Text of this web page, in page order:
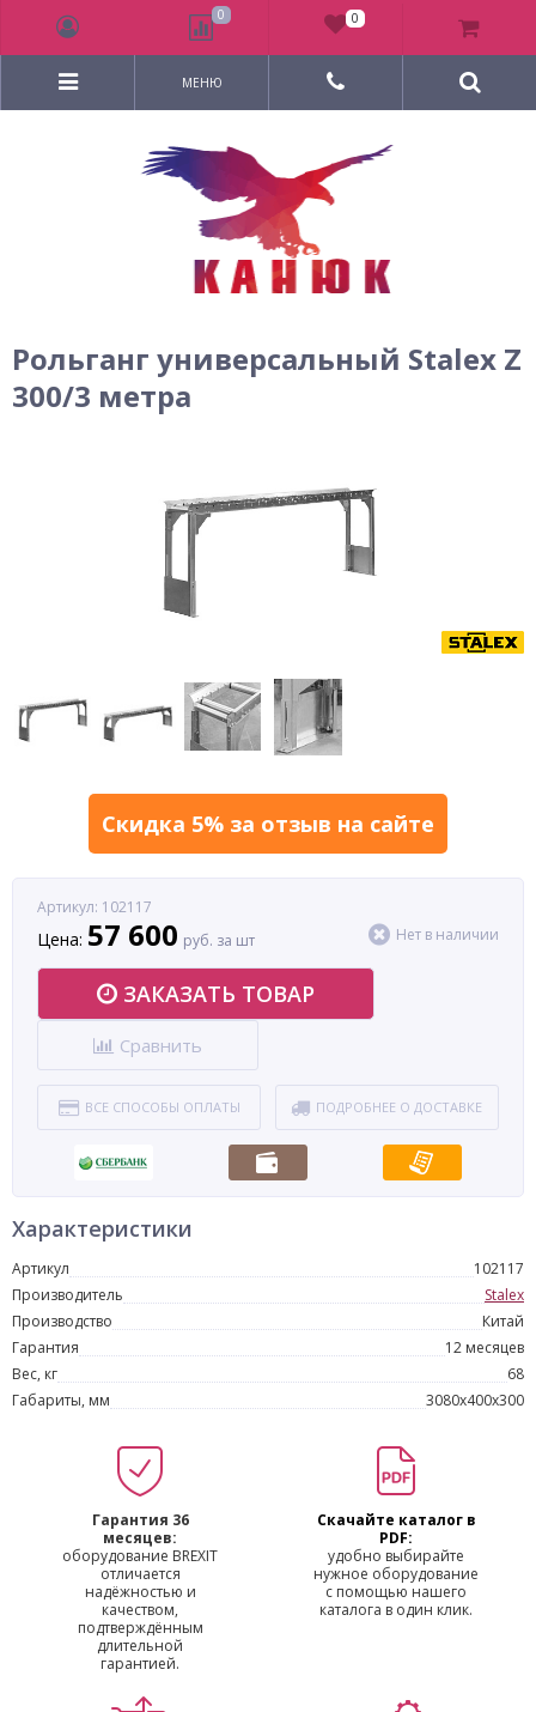
МЕНЮ
Рольганг универсальный Stalex Z
300/3 метра
Скидка 5% за отзыв на сайте
Артикул: 102117
Цена: 57 600 руб. за шт Нет в наличии
ЗАКАЗАТЬ ТОВАР
Сравнить
ВСЕ СПОСОБЫ ОПЛАТЫ ПОДРОБНЕЕ О ДОСТАВКЕ
Характеристики
Артикул
102117
Производитель
Stalex
Производство
Китай
Гарантия
12 месяцев
Вес, кг
68
Габариты, мм
3080х400х300
Гарантия 36
месяцев:
оборудование BREXIT
отличается
надёжностью и
качеством,
подтверждённым
длительной
гарантией.
Скачайте каталог в
PDF:
удобно выбирайте
нужное оборудование
с помощью нашего
каталога в один клик.
0 0